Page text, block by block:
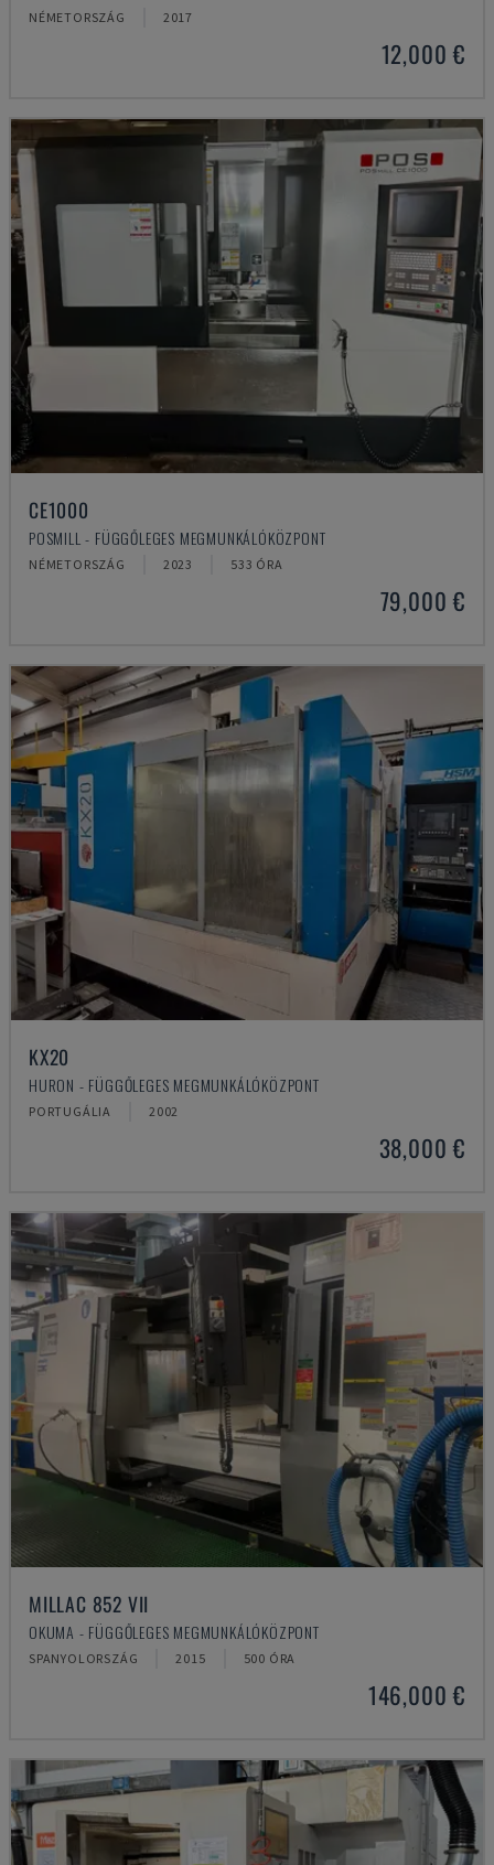
NÉMETORSZÁG 2017
12,000 €
CE1000
POSMILL - FÜGGŐLEGES MEGMUNKÁLÓKÖZPONT
NÉMETORSZÁG 2023 533 ÓRA
79,000 €
KX20
HURON - FÜGGŐLEGES MEGMUNKÁLÓKÖZPONT
PORTUGÁLIA 2002
38,000 €
MILLAC 852 VII
OKUMA - FÜGGŐLEGES MEGMUNKÁLÓKÖZPONT
SPANYOLORSZÁG 2015 500 ÓRA
146,000 €